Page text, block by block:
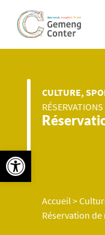
CULTURE,
RÉSERVATIONS
Accueil>
Réservation
Ouvrir la barre d’outils